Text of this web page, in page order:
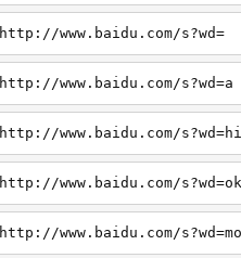
http://www.baidu.com/s?wd=
http://www.baidu.com/s?wd=a
http://www.baidu.com/s?wd=hi
http://www.baidu.com/s?wd=ok
http://www.baidu.com/s?wd=mo